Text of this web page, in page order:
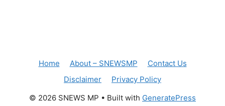
Home About – SNEWSMP
Contact Us
Disclaimer
Privacy Policy
© 2026 SNEWS MP • Built with GeneratePress